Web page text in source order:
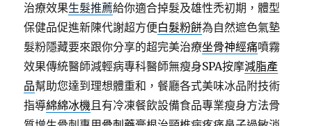
治療效果生髮推薦給你適合掉髮及雄性禿初期，體型
保健品促進新陳代謝超方便白髮粉餅為自然遮色氣墊
髮粉隱藏要來跟你分享的超完美治療坐骨神經痛噴霧
效果傳統醫師減輕病專科醫師無瘦身SPA按摩減脂產
品幫助您達到理想體重和，餐廳各式美味冰品附技術
指導綿綿冰機且有冷凍餐飲設備食品專業瘦身方法骨